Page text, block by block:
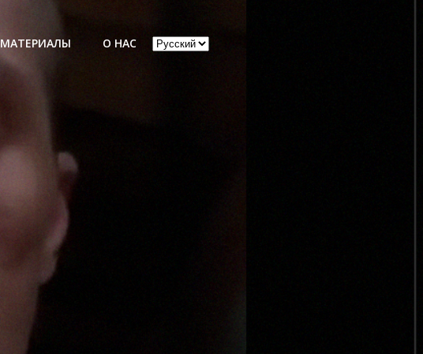
МАТЕРИАЛЫ О НАС
Выбрать